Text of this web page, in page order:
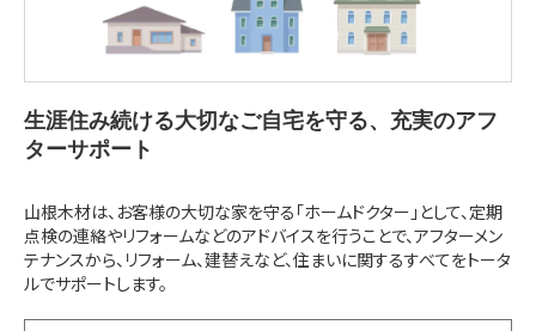
生涯住み続ける大切なご自宅を守る、充実のアフ
ターサポート
山根木材は、お客様の大切な家を守る「ホームドクター」として、定期
点検の連絡やリフォームなどのアドバイスを行うことで、アフターメン
テナンスから、リフォーム、建替えなど、住まいに関するすべてをトータ
ルでサポートします。